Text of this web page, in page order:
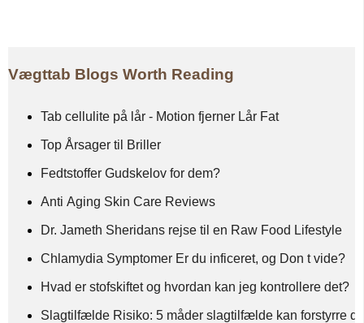
Vægttab Blogs Worth Reading
Tab cellulite på lår - Motion fjerner Lår Fat
Top Årsager til Briller
Fedtstoffer Gudskelov for dem?
Anti Aging Skin Care Reviews
Dr. Jameth Sheridans rejse til en Raw Food Lifestyle
Chlamydia Symptomer Er du inficeret, og Don t vide?
Hvad er stofskiftet og hvordan kan jeg kontrollere det?
Slagtilfælde Risiko: 5 måder slagtilfælde kan forstyrre